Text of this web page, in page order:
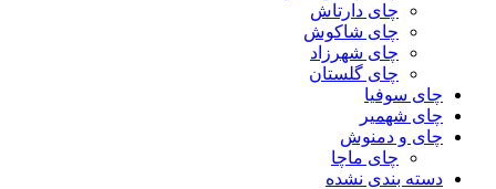
چای دارتاش
چای شاکوش
چای شهرزاد
چای گلستان
چای سوفیا
چای شهمیر
چای و دمنوش
چای ماچا
دسته بندی نشده